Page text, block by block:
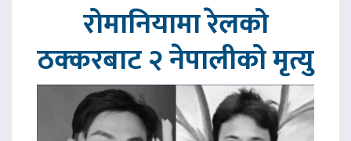
रोमानियामा रेलको
ठक्करबाट २ नेपालीको मृत्यु